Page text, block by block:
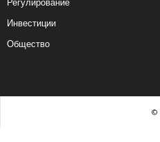
Регулирование
Инвестиции
Общество
©